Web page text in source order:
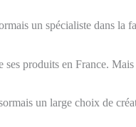
un spécialiste dans la
ses produits en France.
un large choix de